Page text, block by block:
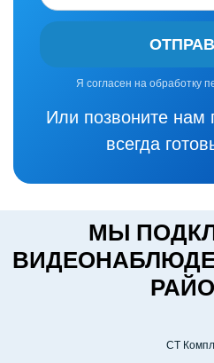
Я согласен на обработку
Или позвоните
всегда
МЫ
СТ